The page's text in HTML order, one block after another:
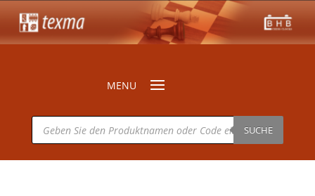
Products
search SUCHE